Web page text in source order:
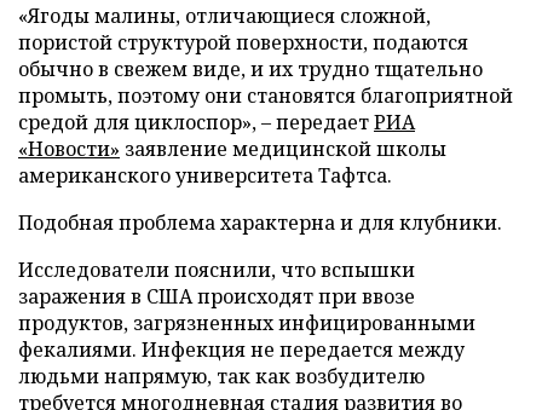
«Ягоды малины, отличающиеся сложной,
пористой структурой поверхности, подаются
обычно в свежем виде, и их трудно тщательно
промыть, поэтому они становятся благоприятной
средой для циклоспор», – передаетРИА
«Новости» заявление медицинской школы
американского университета Тафтса.
Подобная проблема характерна и для клубники.
Исследователи пояснили, что вспышки
заражения в США происходят при ввозе
продуктов, загрязненных инфицированными
фекалиями. Инфекция не передается между
людьми напрямую, так как возбудителю
требуется многодневная стадия развития во